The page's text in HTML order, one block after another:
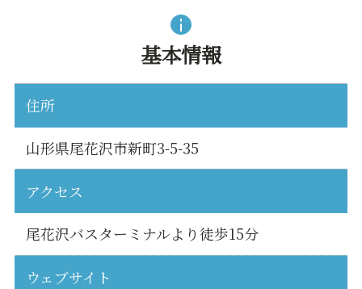
基本情報
住所
山形県尾花沢市新町3-5-35
アクセス
尾花沢バスターミナルより徒歩15分
ウェブサイト